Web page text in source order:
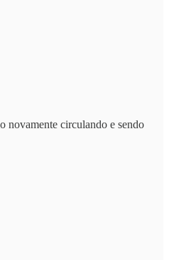
novamente circulando e sendo